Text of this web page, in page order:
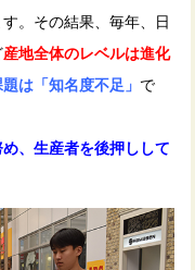
。その結果、毎年、日
産地全体のレベルは進化
は「知名度不足」 で
、生産者を後押しして